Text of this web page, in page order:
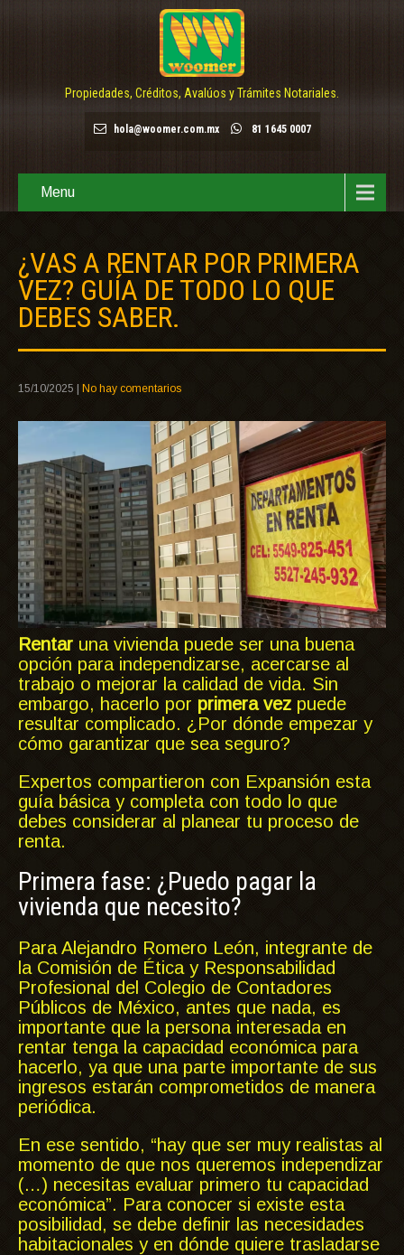
Propiedades, Créditos, Avalúos y Trámites Notariales.
hola@woomer.com.mx 81 1645 0007
Menu
¿VAS A RENTAR POR PRIMERA
VEZ? GUÍA DE TODO LO QUE
DEBES SABER.
15/10/2025 No hay comentarios
Rentar una vivienda puede ser una buena
opción para independizarse, acercarse al
trabajo o mejorar la calidad de vida. Sin
embargo, hacerlo por primera vez puede
resultar complicado. ¿Por dónde empezar y
cómo garantizar que sea seguro?
Expertos compartieron con Expansión esta
guía básica y completa con todo lo que
debes considerar al planear tu proceso de
renta.
Primera fase: ¿Puedo pagar la
vivienda que necesito?
Para Alejandro Romero León, integrante de
la Comisión de Ética y Responsabilidad
Profesional del Colegio de Contadores
Públicos de México, antes que nada, es
importante que la persona interesada en
rentar tenga la capacidad económica para
hacerlo, ya que una parte importante de sus
ingresos estarán comprometidos de manera
periódica.
En ese sentido, “hay que ser muy realistas al
momento de que nos queremos independizar
(…) necesitas evaluar primero tu capacidad
económica”. Para conocer si existe esta
posibilidad, se debe definir las necesidades
habitacionales y en dónde quiere trasladarse